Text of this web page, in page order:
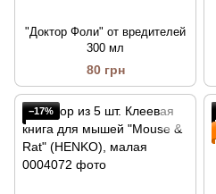
"Доктор Фоли" от вредителей
300 мл
80 грн
−17%